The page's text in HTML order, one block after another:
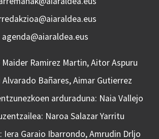
agenda@aiaraldea.eus
Ramirez Martin, Aitor Aspuru
Alvarado Bañares, Aimar Gutierrez
arduraduna: Naia Vallejo
Naroa Salazar Yarritu
Iera Garaio Ibarrondo, Amrudin Drljo